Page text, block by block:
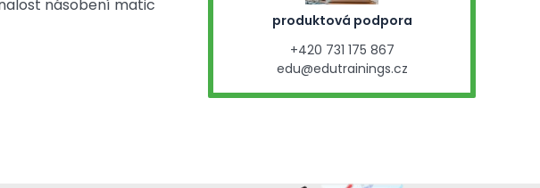
násobení matic
produktová podpora
+420 731 175 867
edu@edutrainings.cz